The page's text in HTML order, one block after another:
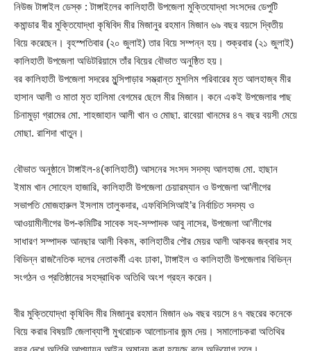
নিউজ টাঙ্গাইল ডেস্ক : টাঙ্গাইলের কালিহাতী উপজেলা মুক্তিযোদ্ধা সংসদের ডেপুটি
কমান্ডার বীর মুক্তিযোদ্ধা কৃষিবিদ মীর মিজানুর রহমান মিজান ৬৯ বছর বয়সে দ্বিতীয়
বিয়ে করেছেন। বৃহস্পতিবার (২০ জুলাই) তার বিয়ে সম্পন্ন হয়। শুক্রবার (২১ জুলাই)
কালিহাতী উপজেলা অডিটরিয়ামে তাঁর বিয়ের বৌভাত অনুষ্ঠিত হয়।
বর কালিহাতী উপজেলা সদরের মুন্সিপাড়ার সম্ভ্রান্ত মুসলিম পরিবারের মৃত আলহাজ্ব মীর
হাসান আলী ও মাতা মৃত হালিমা বেগমের ছেলে মীর মিজান। কনে একই উপজেলার পাছ
চিনামুড়া গ্রামের মো. শাহজাহান আলী খান ও মোছা. রাবেয়া খানমের ৪৭ বছর বয়সী মেয়ে
মোছা. রাশিদা খাতুন।
বৌভাত অনুষ্ঠানে টাঙ্গাইল-৪(কালিহাতী) আসনের সংসদ সদস্য আলহাজ মো. হাছান
ইমাম খান সোহেল হাজারি, কালিহাতী উপজেলা চেয়ারম্যান ও উপজেলা আ’লীগের
সভাপতি মোজহারুল ইসলাম তালুকদার, এফবিসিসিআই’র নির্বাচিত সদস্য ও
আওয়ামীলীগের উপ-কমিটির সাবেক সহ-সম্পাদক আবু নাসের, উপজেলা আ’লীগের
সাধারণ সম্পাদক আনছার আলী বিকম, কালিহাতীর পৌর মেয়র আলী আকবর জব্বার সহ
বিভিন্ন রাজনৈতিক দলের নেতাকর্মী এবং ঢাকা, টাঙ্গাইল ও কালিহাতী উপজেলার বিভিন্ন
সংগঠন ও প্রতিষ্ঠানের সহস্রাধিক অতিথি অংশ গ্রহন করেন।
বীর মুক্তিযোদ্ধা কৃষিবিদ মীর মিজানুর রহমান মিজান ৬৯ বছর বয়সে ৪৭ বছরের কনেকে
বিয়ে করার বিষয়টি জেলাব্যাপী মুখরোচক আলোচনার জন্ম দেয়। সমালোচকরা অতিথির